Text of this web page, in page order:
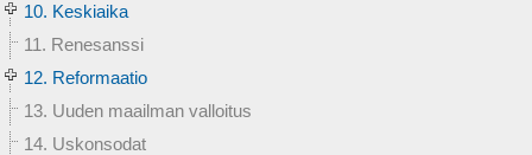
10. Keskiaika
11. Renesanssi
12. Reformaatio
13. Uuden maailman valloitus
14. Uskonsodat